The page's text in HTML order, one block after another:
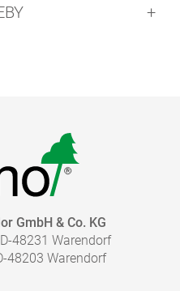
na drevo pre podlahy!
GmbH & Co. KG
48231 Warendorf
48203 Warendorf